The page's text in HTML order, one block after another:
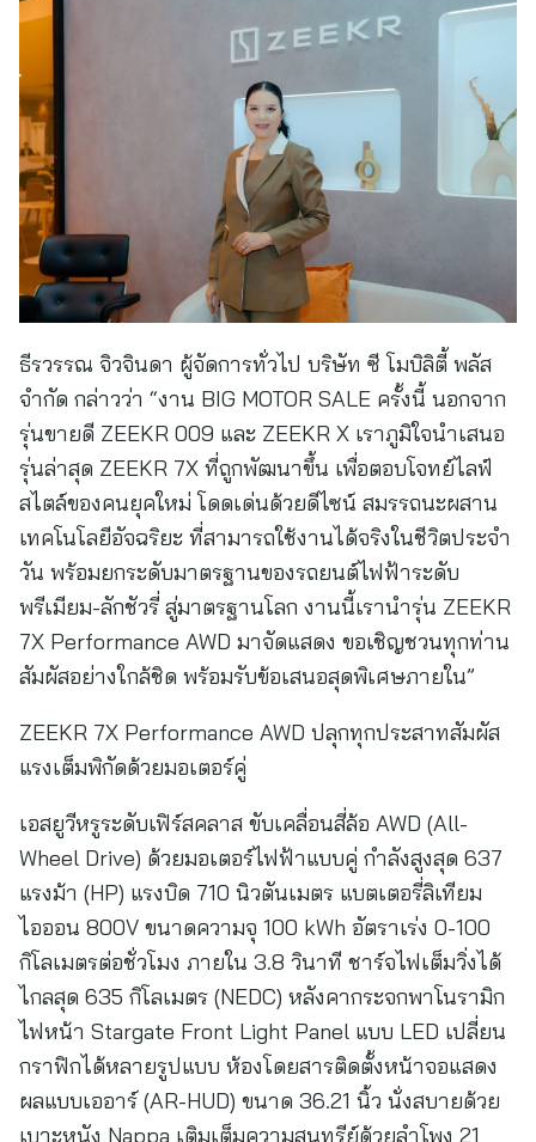
ธีรวรรณ จิวจินดา ผู้จัดการทั่วไป บริษัท ซี โมบิลิตี้ พลัส
จำกัด กล่าวว่า “งาน BIG MOTOR SALE ครั้งนี้ นอกจาก
รุ่นขายดี ZEEKR 009 และ ZEEKR X เราภูมิใจนำเสนอ
รุ่นล่าสุด ZEEKR 7X ที่ถูกพัฒนาขึ้น เพื่อตอบโจทย์ไลฟ์
สไตล์ของคนยุคใหม่ โดดเด่นด้วยดีไซน์ สมรรถนะผสาน
เทคโนโลยีอัจฉริยะ ที่สามารถใช้งานได้จริงในชีวิตประจำ
วัน พร้อมยกระดับมาตรฐานของรถยนต์ไฟฟ้าระดับ
พรีเมียม-ลักชัวรี่ สู่มาตรฐานโลก งานนี้เรานำรุ่น ZEEKR
7X Performance AWD มาจัดแสดง ขอเชิญชวนทุกท่าน
สัมผัสอย่างใกล้ชิด พร้อมรับข้อเสนอสุดพิเศษภายใน”
ZEEKR 7X Performance AWD ปลุกทุกประสาทสัมผัส
แรงเต็มพิกัดด้วยมอเตอร์คู่
เอสยูวีหรูระดับเฟิร์สคลาส ขับเคลื่อนสี่ล้อ AWD (All-
Wheel Drive) ด้วยมอเตอร์ไฟฟ้าแบบคู่ กำลังสูงสุด 637
แรงม้า (HP) แรงบิด 710 นิวตันเมตร แบตเตอรี่ลิเทียม
ไอออน 800V ขนาดความจุ 100 kWh อัตราเร่ง 0-100
กิโลเมตรต่อชั่วโมง ภายใน 3.8 วินาที ชาร์จไฟเต็มวิ่งได้
ไกลสุด 635 กิโลเมตร (NEDC) หลังคากระจกพาโนรามิก
ไฟหน้า Stargate Front Light Panel แบบ LED เปลี่ยน
กราฟิกได้หลายรูปแบบ ห้องโดยสารติดตั้งหน้าจอแสดง
ผลแบบเออาร์ (AR-HUD) ขนาด 36.21 นิ้ว นั่งสบายด้วย
เบาะหนัง Nappa เติมเต็มความสุนทรีย์ด้วยลำโพง 21